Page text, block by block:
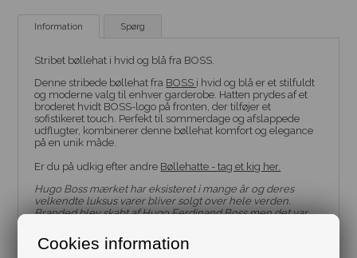
Cookies information
Information Spørg
Stribet bøllehat i hvid og blå fra BOSS.
Denne stribede bøllehat fra BOSS i hvid og blå er et stilfuldt
og moderne valg til enhver garderobe. Hatten prydes af et
broderet hvidt BOSS-logo på fronten, der tilføjer et
sofistikeret touch. Perfekt til sommerdage og afslappede
udflugter, kombinerer denne bøllehat komfort og elegance
på en unik måde.
Er du på udkig efter andre Bøllehatte - tag et kig her.
Hugo Boss mærket har eksisteret i mange år og deres
velkendte luksus varer bliver solgt over hele verden.
Branded blev skabt af Hugo Ferdinand Boss men det var
det brand vi kender i dag og der i 1950 leverede det første
jakkesæt på bestilling. Siden dengang er Hugo Boss